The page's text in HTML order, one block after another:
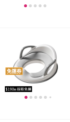
免運券